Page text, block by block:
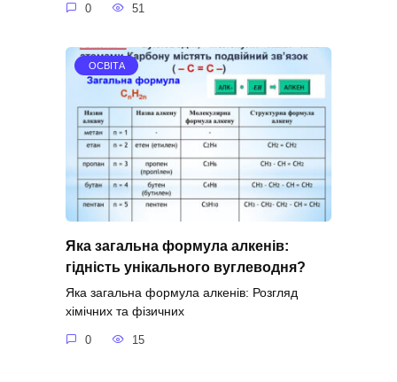
0 51
ОСВІТА
Яка загальна формула алкенів:
гідність унікального вуглеводня?
Яка загальна формула алкенів: Розгляд
хімічних та фізичних
0 15